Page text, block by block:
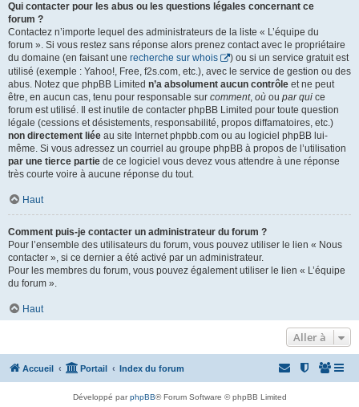
Qui contacter pour les abus ou les questions légales concernant ce
forum ?
Contactez n’importe lequel des administrateurs de la liste « L’équipe du
forum ». Si vous restez sans réponse alors prenez contact avec le propriétaire
du domaine (en faisant une recherche sur whois
) ou si un service gratuit est
utilisé (exemple : Yahoo!, Free, f2s.com, etc.), avec le service de gestion ou des
abus. Notez que phpBB Limited n’a absolument aucun contrôle et ne peut
être, en aucun cas, tenu pour responsable sur comment, où ou par qui ce
forum est utilisé. Il est inutile de contacter phpBB Limited pour toute question
légale (cessions et désistements, responsabilité, propos diffamatoires, etc.)
non directement liée au site Internet phpbb.com ou au logiciel phpBB lui-
même. Si vous adressez un courriel au groupe phpBB à propos de l’utilisation
par une tierce partie de ce logiciel vous devez vous attendre à une réponse
très courte voire à aucune réponse du tout.
Haut
Comment puis-je contacter un administrateur du forum ?
Pour l’ensemble des utilisateurs du forum, vous pouvez utiliser le lien « Nous
contacter », si ce dernier a été activé par un administrateur.
Pour les membres du forum, vous pouvez également utiliser le lien « L’équipe
du forum ».
Haut
Aller à
Accueil Portail Index du forum
Développé parphpBB® Forum Software © phpBB Limited